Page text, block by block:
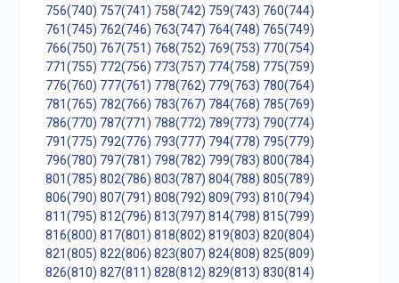
756(740) 757(741) 758(742) 759(743) 760(744)
761(745) 762(746) 763(747) 764(748) 765(749)
766(750) 767(751) 768(752) 769(753) 770(754)
771(755) 772(756) 773(757) 774(758) 775(759)
776(760) 777(761) 778(762) 779(763) 780(764)
781(765) 782(766) 783(767) 784(768) 785(769)
786(770) 787(771) 788(772) 789(773) 790(774)
791(775) 792(776) 793(777) 794(778) 795(779)
796(780) 797(781) 798(782) 799(783) 800(784)
801(785) 802(786) 803(787) 804(788) 805(789)
806(790) 807(791) 808(792) 809(793) 810(794)
811(795) 812(796) 813(797) 814(798) 815(799)
816(800) 817(801) 818(802) 819(803) 820(804)
821(805) 822(806) 823(807) 824(808) 825(809)
826(810) 827(811) 828(812) 829(813) 830(814)